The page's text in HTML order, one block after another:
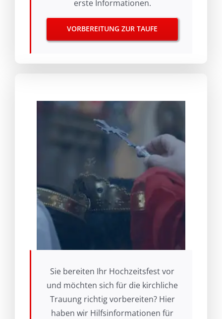
erste Informationen.
VORBEREITUNG ZUR TAUFE
Sie bereiten Ihr Hochzeitsfest vor
und möchten sich für die kirchliche
Trauung richtig vorbereiten? Hier
haben wir Hilfsinformationen für